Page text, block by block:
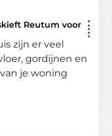
Reutum voor
zijn er veel
gordijnen en
je woning